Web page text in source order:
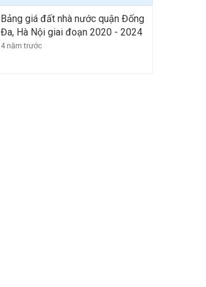
Bảng giá đất nhà nước quận Đống
Đa, Hà Nội giai đoạn 2020 - 2024
4 năm trước